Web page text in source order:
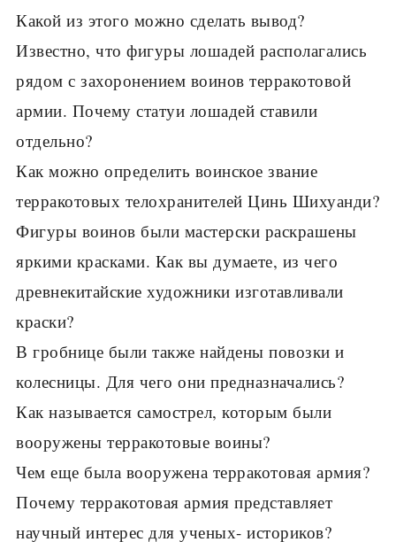
Какой из этого можно сделать вывод?
Известно, что фигуры лошадей располагались
рядом с захоронением воинов терракотовой
армии. Почему статуи лошадей ставили
отдельно?
Как можно определить воинское звание
терракотовых телохранителей Цинь Шихуанди?
Фигуры воинов были мастерски раскрашены
яркими красками. Как вы думае­те, из чего
древнекитайские художники изготавливали
краски?
В гробнице были также найдены повозки и
колесницы. Для чего они предназнача­лись?
Как называется самострел, которым были
вооружены терракотовые воины?
Чем еще была вооружена терракотовая армия?
Почему терракотовая армия представляет
научный интерес для ученых- историков?